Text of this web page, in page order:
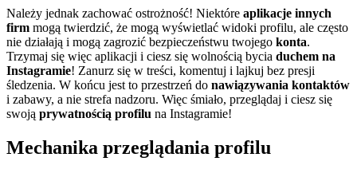
Należy jednak zachować ostrożność! Niektóre aplikacje innych
firm mogą twierdzić, że mogą wyświetlać widoki profilu, ale często
nie działają i mogą zagrozić bezpieczeństwu twojego konta.
Trzymaj się więc aplikacji i ciesz się wolnością bycia duchem na
Instagramie! Zanurz się w treści, komentuj i lajkuj bez presji
śledzenia. W końcu jest to przestrzeń do nawiązywania kontaktów
i zabawy, a nie strefa nadzoru. Więc śmiało, przeglądaj i ciesz się
swoją prywatnością profilu na Instagramie!
Mechanika przeglądania profilu